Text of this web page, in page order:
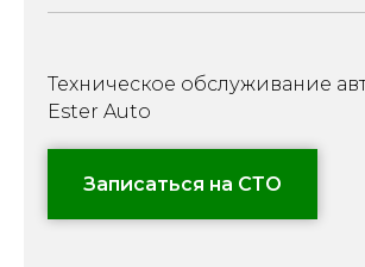
Техническое обслуживание
Ester Auto
Записаться на СТО